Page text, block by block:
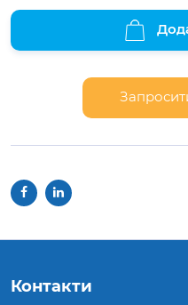
Контакти